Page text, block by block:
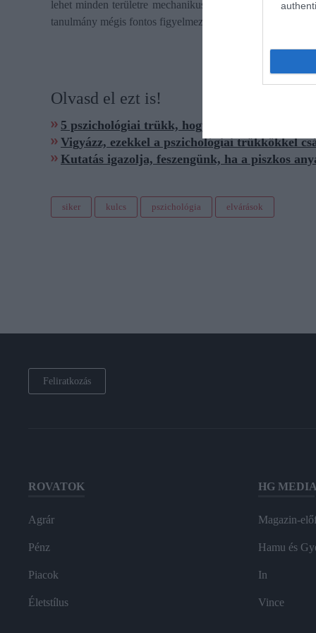
lehet minden területre mechanikusan átültetni. A
tanulmány mégis fontos figyelmeztetés: az ambíció
Olvasd el ezt is!
5 pszichológiai trükk, hogy magabiztosabbnak
Vigyázz, ezekkel a pszichológiai trükkökkel
Kutatás igazolja, feszengünk, ha a piszkos
siker kulcs pszichológia elvárások
Feliratkozás
ROVATOK
Agrár
Pénz
Piacok
Életstílus
HG MEDIA
Magazin-
Hamu és
In
Vince